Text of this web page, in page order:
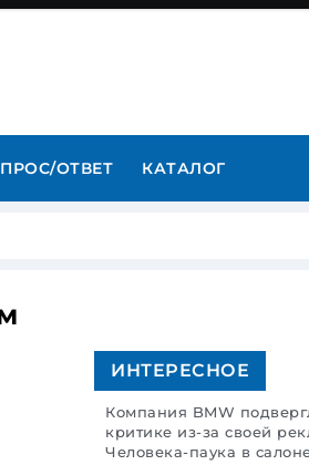
ОТВЕТ КАТАЛОГ
ИНТЕРЕСНОЕ
Компания BMW
критике из-за своей
Человека-паука в